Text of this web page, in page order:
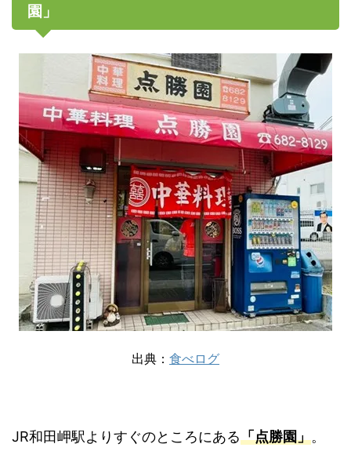
園」
出典： 食べログ
JR和田岬駅よりすぐのところにある「点勝園」。